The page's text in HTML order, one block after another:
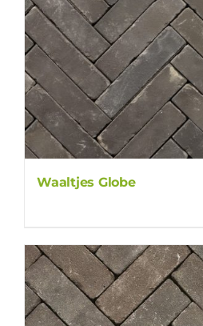
Waaltjes Globe